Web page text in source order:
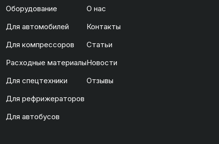
Оборудование
Для автомобилей
Для компрессоров
Расходные материалы
Для спецтехники
Для рефрижераторов
Для автобусов
О нас
Контакты
Статьи
Новости
Отзывы